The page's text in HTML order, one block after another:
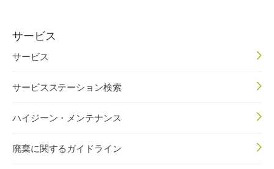
サービス
サービス
サービスステーション検索
ハイジーン・メンテナンス
廃棄に関するガイドライン